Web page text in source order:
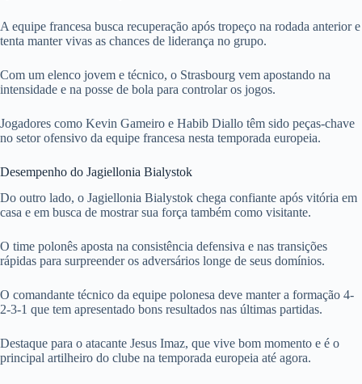
A equipe francesa busca recuperação após tropeço na rodada anterior e
tenta manter vivas as chances de liderança no grupo.
Com um elenco jovem e técnico, o Strasbourg vem apostando na
intensidade e na posse de bola para controlar os jogos.
Jogadores como Kevin Gameiro e Habib Diallo têm sido peças-chave
no setor ofensivo da equipe francesa nesta temporada europeia.
Desempenho do Jagiellonia Bialystok
Do outro lado, o Jagiellonia Bialystok chega confiante após vitória em
casa e em busca de mostrar sua força também como visitante.
O time polonês aposta na consistência defensiva e nas transições
rápidas para surpreender os adversários longe de seus domínios.
O comandante técnico da equipe polonesa deve manter a formação 4-
2-3-1 que tem apresentado bons resultados nas últimas partidas.
Destaque para o atacante Jesus Imaz, que vive bom momento e é o
principal artilheiro do clube na temporada europeia até agora.